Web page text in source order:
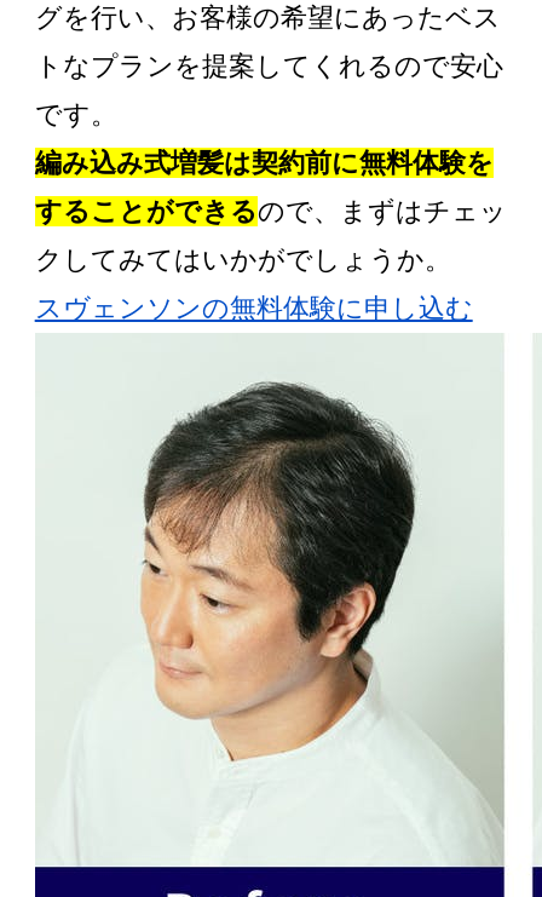
グを行い、お客様の希望にあったベス
トなプランを提案してくれるので安心
です。
編み込み式増髪は契約前に無料体験を
することができるので、まずはチェッ
クしてみてはいかがでしょうか。
スヴェンソンの無料体験に申し込む